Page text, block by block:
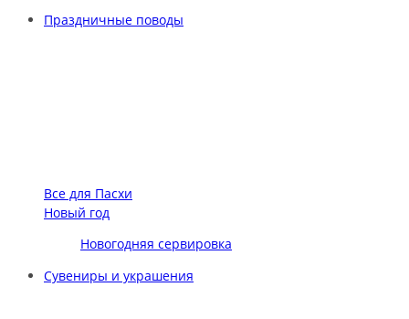
Праздничные поводы
Все для Пасхи
Новый год
Новогодняя сервировка
Сувениры и украшения